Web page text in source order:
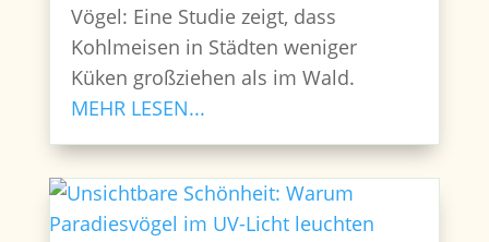
Vögel: Eine Studie zeigt, dass
Kohlmeisen in Städten weniger
Küken großziehen als im Wald.
MEHR LESEN...